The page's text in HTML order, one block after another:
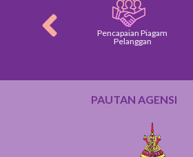
Pencapaian Piagam
Pelanggan
PAUTAN AGENSI